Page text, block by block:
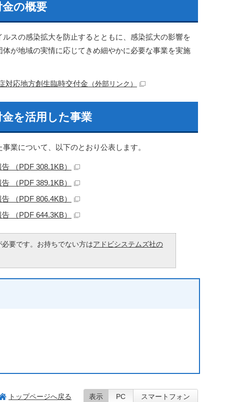
の概要
スの感染拡大を防止するとともに、感染拡大の影響を
が地域の実情に応じてきめ細やかに必要な事業を実施
応地方創生臨時交付金 （外部リンク）
を活用した事業
業について、以下のとおり公表します。
（PDF 308.1KB）
（PDF 389.1KB）
（PDF 806.4KB）
（PDF 644.3KB）
要です。お持ちでない方はアドビシステムズ社の
トップページへ戻る 表示 PC スマートフォン